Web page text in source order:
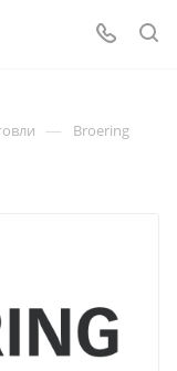
— Broering